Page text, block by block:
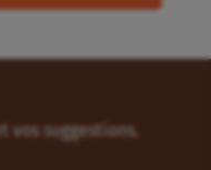
vos suggestions.